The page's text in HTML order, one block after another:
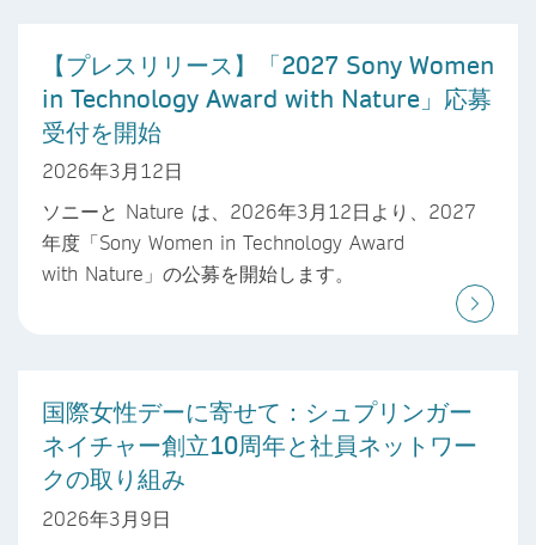
【プレスリリース】「2027 Sony Women
in Technology Award with Nature」応募
受付を開始
2026年3月12日
ソニーと Nature は、2026年3月12日より、2027
年度「Sony Women in Technology Award
with Nature」の公募を開始します。
国際女性デーに寄せて：シュプリンガー
ネイチャー創立10周年と社員ネットワー
クの取り組み
2026年3月9日